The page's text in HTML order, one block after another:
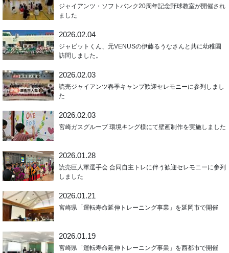
ジャイアンツ・ソフトバンク20周年記念野球教室が開催され
ました
2026.02.04
ジャビットくん、元VENUSの伊藤るうなさんと共に幼稚園
訪問しました。
2026.02.03
読売ジャイアンツ春季キャンプ歓迎セレモニーに参列しまし
た
2026.02.03
宮崎ガスグループ 環境キング様にて壁画制作を実施しました
2026.01.28
読売巨人軍選手会 合同自主トレに伴う歓迎セレモニーに参列
しました
2026.01.21
宮崎県「運転寿命延伸トレーニング事業」を延岡市で開催
2026.01.19
宮崎県「運転寿命延伸トレーニング事業」を西都市で開催